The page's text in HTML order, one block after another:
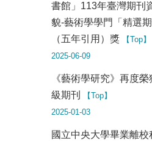
書館」113年臺灣期刊
貌-藝術學學門「精選期
（五年引用）獎
【Top】
2025-06-09
《藝術學研究》再度
級期刊
【Top】
2025-01-03
國立中央大學畢業離校